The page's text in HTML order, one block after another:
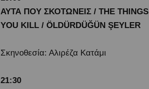
ΑΥΤΑ ΠΟΥ ΣΚΟΤΩΝΕΙΣ / THE THINGS
YOU KILL / ÖLDÜRDÜĞÜN ŞEYLER
Σκηνοθεσία: Αλιρέζα Κατάμι
21:30